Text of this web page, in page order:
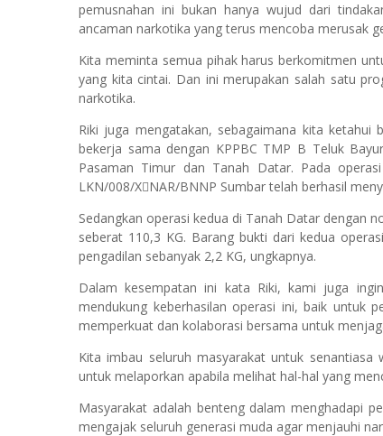
pemusnahan ini bukan hanya wujud dari
ancaman narkotika yang terus mencoba merusak
Kita meminta semua pihak harus berkomitmen
yang kita cintai. Dan ini merupakan salah satu
narkotika.
Riki juga mengatakan, sebagaimana kita
bekerja sama dengan KPPBC TMP B Teluk
Pasaman Timur dan Tanah Datar. Pada
LKN/008/X￾NAR/BNNP Sumbar telah berhasil
Sedangkan operasi kedua di Tanah Datar dengan
seberat 110,3 KG. Barang bukti dari kedua
pengadilan sebanyak 2,2 KG, ungkapnya.
Dalam kesempatan ini kata Riki, kami juga
mendukung keberhasilan operasi ini, baik untuk
memperkuat dan kolaborasi bersama untuk
Kita imbau seluruh masyarakat untuk
untuk melaporkan apabila melihat hal-hal yang
Masyarakat adalah benteng dalam menghadapi
mengajak seluruh generasi muda agar menjauhi